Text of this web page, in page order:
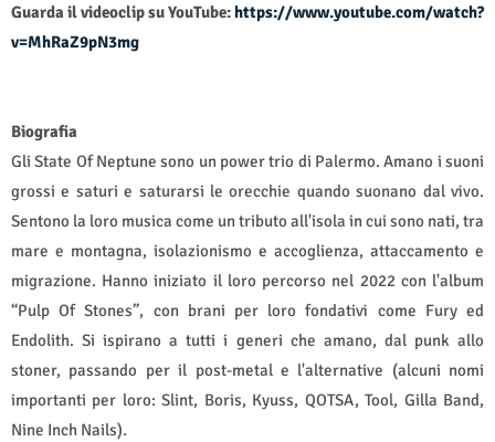
Guarda il videoclip su YouTube: https://www.youtube.com/watch?
v=MhRaZ9pN3mg
Biografia
Gli State Of Neptune sono un power trio di Palermo. Amano i suoni
grossi e saturi e saturarsi le orecchie quando suonano dal vivo.
Sentono la loro musica come un tributo all'isola in cui sono nati, tra
mare e montagna, isolazionismo e accoglienza, attaccamento e
migrazione. Hanno iniziato il loro percorso nel 2022 con l'album
“Pulp Of Stones”, con brani per loro fondativi come Fury ed
Endolith. Si ispirano a tutti i generi che amano, dal punk allo
stoner, passando per il post-metal e l'alternative (alcuni nomi
importanti per loro: Slint, Boris, Kyuss, QOTSA, Tool, Gilla Band,
Nine Inch Nails).